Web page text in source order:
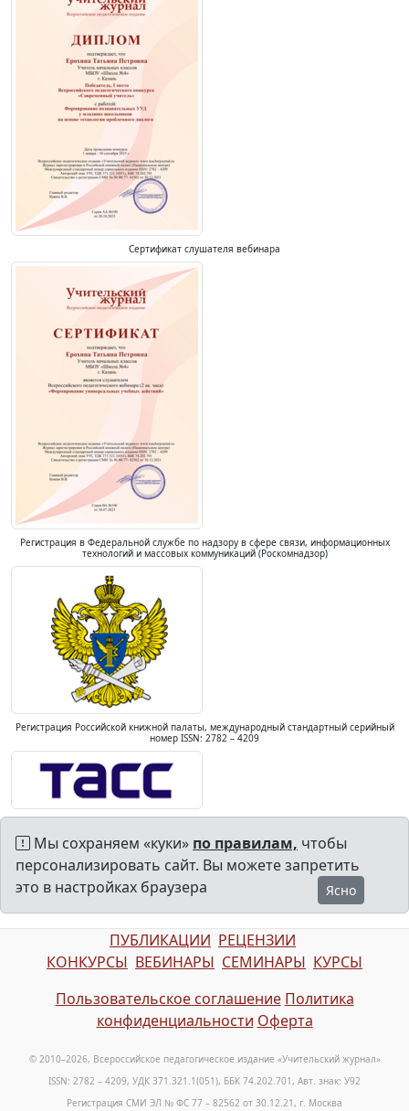
Сертификат слушателя вебинара
Регистрация в Федеральной службе по надзору в сфере связи, информационных
технологий и массовых коммуникаций (Роскомнадзор)
Регистрация Российской книжной палаты, международный стандартный серийный
номер ISSN: 2782 – 4209
Мы сохраняем «куки» по правилам, чтобы
персонализировать сайт. Вы можете запретить
это в настройках браузера
Ясно
ПУБЛИКАЦИИ РЕЦЕНЗИИ
КОНКУРСЫ ВЕБИНАРЫ СЕМИНАРЫ КУРСЫ
Пользовательское соглашение Политика
конфиденциальности Оферта
© 2010–2026, Всероссийское педагогическое издание «Учительский журнал»
ISSN: 2782 – 4209, УДК 371.321.1(051), ББК 74.202.701, Авт. знак: У92
Регистрация СМИ ЭЛ № ФС 77 – 82562 от 30.12.21, г. Москва